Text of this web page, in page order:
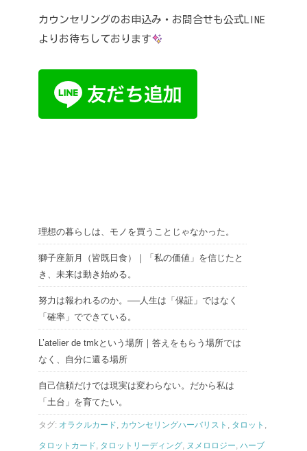
カウンセリングのお申込み・お問合せも公式LINE
よりお待ちしております
理想の暮らしは、モノを買うことじゃなかった。
獅子座新月（皆既日食）｜「私の価値」を信じたと
き、未来は動き始める。
努力は報われるのか。──人生は「保証」ではなく
「確率」でできている。
L’atelier de tmkという場所｜答えをもらう場所では
なく、自分に還る場所
自己信頼だけでは現実は変わらない。だから私は
「土台」を育てたい。
タグ: オラクルカード, カウンセリングハーバリスト , タロット ,
タロットカード, タロットリーディング, ヌメロロジー, ハーブ